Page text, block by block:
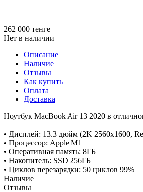
262 000 тенге
Нет в наличии
Описание
Наличие
Отзывы
Как купить
Оплата
Доставка
Ноутбук MacBook Air 13 2020 в
• Дисплей: 13.3 дюйм (2K 2560x1600,
• Процессор: Apple M1
• Оперативная память: 8ГБ
• Накопитель: SSD 256ГБ
• Циклов перезарядки: 50 циклов 99%
Наличие
Отзывы